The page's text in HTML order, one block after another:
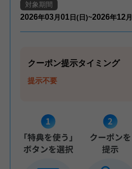
対象期間
2026年03月 01 日(日)~2026年12 月
クーポン提示タイミング
提示不要